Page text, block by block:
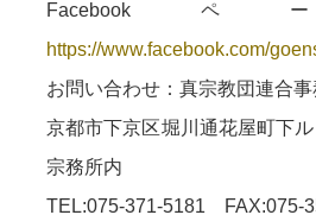
Facebook
https://www.facebook.com/
お問い合わせ：真宗教団連合
京都市下京区堀川通花屋町下
宗務所内
TEL:075-371-5181 FAX:075-